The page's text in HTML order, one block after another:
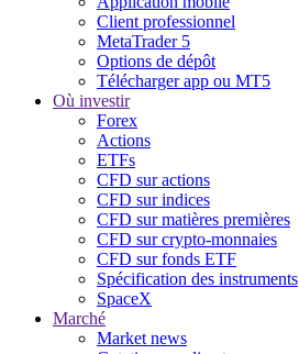
Client professionnel
MetaTrader 5
Options de dépôt
Télécharger app ou MT5
Où investir
Forex
Actions
ETFs
CFD sur actions
CFD sur indices
CFD sur matières premières
CFD sur crypto-monnaies
CFD sur fonds ETF
Spécification des instruments
SpaceX
Marché
Market news